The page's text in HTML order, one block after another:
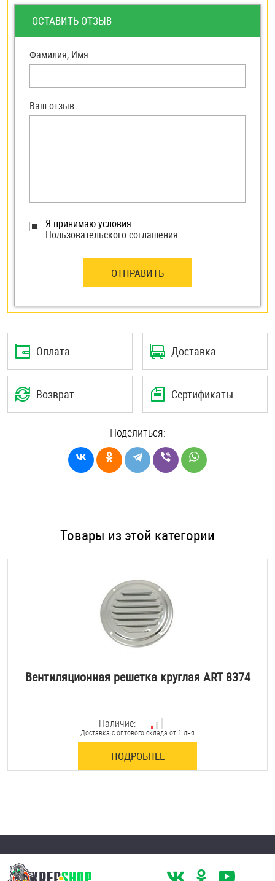
ОСТАВИТЬ ОТЗЫВ
Фамилия, Имя
Я принимаю условия
Пользовательского соглашения
ОТПРАВИТЬ
Ваш отзыв
Оплата Доставка
Возврат Сертификаты
Поделиться:
Товары из этой категории
Вентиляционная решетка круглая ART 8374
Наличие:
Доставка с оптового склада от 1 дня
ПОДРОБНЕЕ